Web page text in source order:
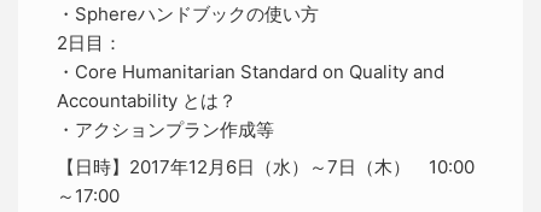
・Sphereハンドブックの使い方
2日目：
・Core Humanitarian Standard on Quality and
Accountability とは？
・アクションプラン作成等
【日時】2017年12月6日（水）～7日（木） 10:00
～17:00